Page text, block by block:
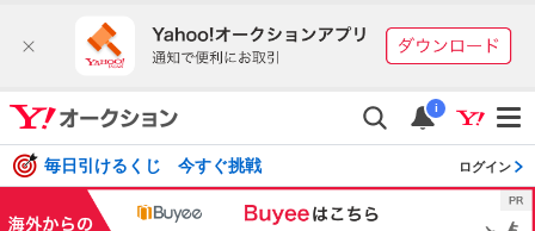
i
毎日引けるくじ 今すぐ挑戦 ログイン